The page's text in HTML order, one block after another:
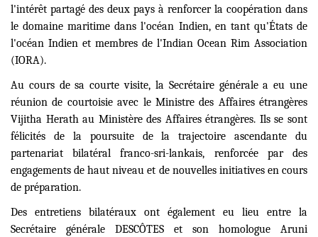
l'intérêt partagé des deux pays à renforcer la coopération dans
le domaine maritime dans l'océan Indien, en tant qu'États de
l'océan Indien et membres de l'Indian Ocean Rim Association
(IORA).
Au cours de sa courte visite, la Secrétaire générale a eu une
réunion de courtoisie avec le Ministre des Affaires étrangères
Vijitha Herath au Ministère des Affaires étrangères. Ils se sont
félicités de la poursuite de la trajectoire ascendante du
partenariat bilatéral franco-sri-lankais, renforcée par des
engagements de haut niveau et de nouvelles initiatives en cours
de préparation.
Des entretiens bilatéraux ont également eu lieu entre la
Secrétaire générale DESCÔTES et son homologue Aruni